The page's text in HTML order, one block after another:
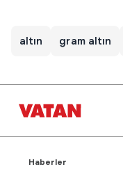
altın gram altın
Haberler